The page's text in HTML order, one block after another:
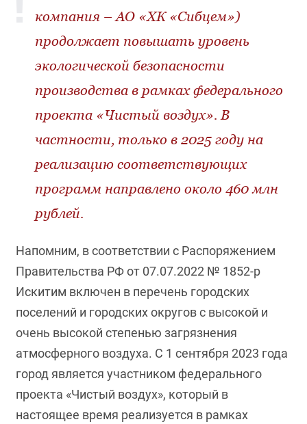
компания – АО «ХК «Сибцем»)
продолжает повышать уровень
экологической безопасности
производства в рамках федерального
проекта «Чистый воздух». В
частности, только в 2025 году на
реализацию соответствующих
программ направлено около 460 млн
рублей.
Напомним, в соответствии с Распоряжением
Правительства РФ от 07.07.2022 № 1852-р
Искитим включен в перечень городских
поселений и городских округов с высокой и
очень высокой степенью загрязнения
атмосферного воздуха. С 1 сентября 2023 года
город является участником федерального
проекта «Чистый воздух», который в
настоящее время реализуется в рамках